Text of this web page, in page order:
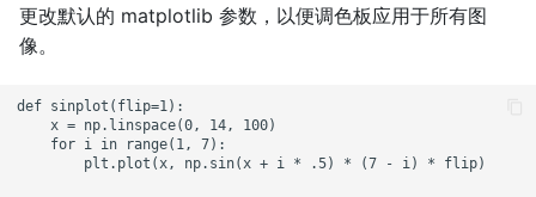
更改默认的 matplotlib 参数，以便调色板应用于所有图
像。
def sinplot(flip=1):
    x = np.linspace(0, 14, 100)
    for i in range(1, 7):
        plt.plot(x, np.sin(x + i * .5) * (7 - i) * flip)